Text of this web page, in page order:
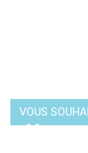
VOUS